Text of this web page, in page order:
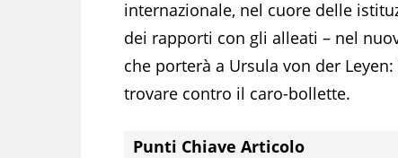
internazionale, nel cuore delle
dei rapporti con gli alleati – nel
che porterà a Ursula von der Leyen:
trovare contro il caro-bollette.
Punti Chiave Articolo